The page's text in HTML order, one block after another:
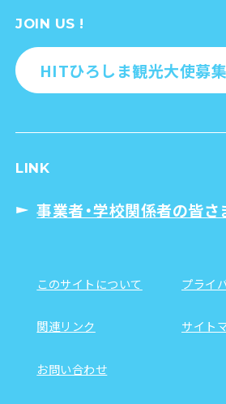
JOIN US !
HITひろしま観光大使募集
LINK
事業者・学校関係者の皆さ
このサイトについて プライ
関連リンク サイト
お問い合わせ